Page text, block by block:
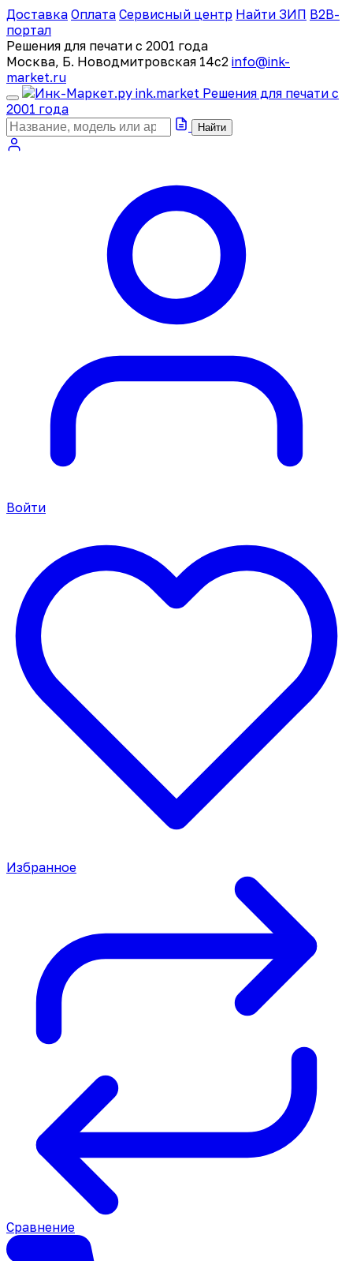
Доставка Оплата Сервисный центр Найти ЗИП B2B-
портал
Решения для печати с 2001 года
Москва, Б. Новодмитровская 14с2 info@ink-
market.ru
ink.market Решения для печати с
2001 года
Найти
Войти
Избранное
Сравнение